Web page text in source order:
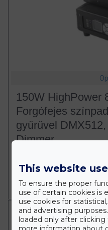
150W HighPower
Forgófejes
gyűrűvel
Dimmer
192.997
This website
To ensure the proper
use of certain cookies is
use cookies for
and advertising
loaded only after